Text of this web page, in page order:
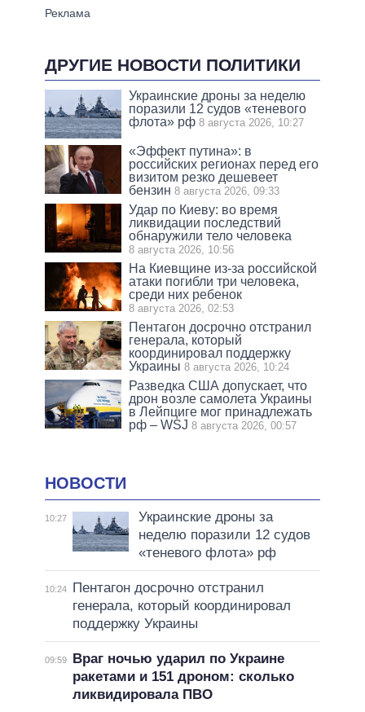
ДРУГИЕ НОВОСТИ ПОЛИТИКИ
Украинские дроны за неделю
поразили 12 судов «теневого
флота» рф 8 августа 2026, 10:27
«Эффект путина»: в
российских регионах перед его
визитом резко дешевеет
бензин 8 августа 2026, 09:33
Удар по Киеву: во время
ликвидации последствий
обнаружили тело человека
8 августа 2026, 10:56
На Киевщине из-за российской
атаки погибли три человека,
среди них ребенок
8 августа 2026, 02:53
Пентагон досрочно отстранил
генерала, который
координировал поддержку
Украины 8 августа 2026, 10:24
Разведка США допускает, что
дрон возле самолета Украины
в Лейпциге мог принадлежать
рф – WSJ 8 августа 2026, 00:57
НОВОСТИ
10:27
Украинские дроны за
неделю поразили 12 судов
«теневого флота» рф
10:24
Пентагон досрочно отстранил
генерала, который координировал
поддержку Украины
09:59
Враг ночью ударил по Украине
ракетами и 151 дроном: сколько
ликвидировала ПВО